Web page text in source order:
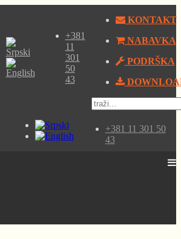
+381
11
301
50
43
KONTAKT
NABAVKA
PODRŠKA
+381 11 301 50
43